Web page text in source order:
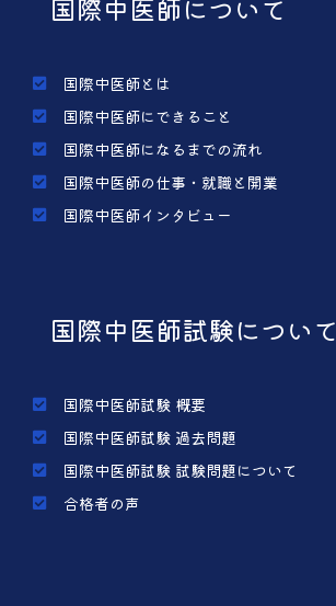
国際中医師について
国際中医師とは
国際中医師にできること
国際中医師になるまでの流れ
国際中医師の仕事・就職と開業
国際中医師インタビュー
国際中医師試験について
国際中医師試験 概要
国際中医師試験 過去問題
国際中医師試験 試験問題について
合格者の声